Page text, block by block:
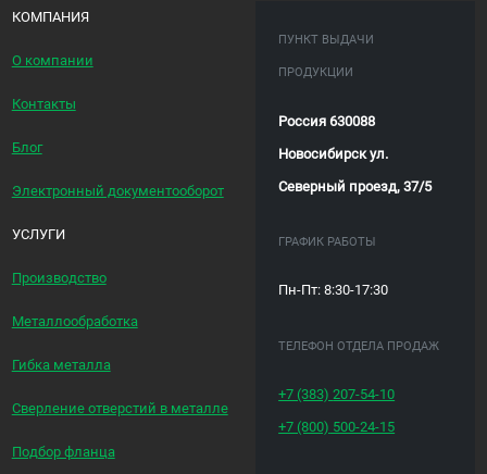
КОМПАНИЯ
О компании
Контакты
Блог
Электронный документооборот
УСЛУГИ
Производство
Металлообработка
Гибка металла
Сверление отверстий в металле
Подбор фланца
ПУНКТ ВЫДАЧИ
ПРОДУКЦИИ
Россия 630088
Новосибирск ул.
Северный проезд, 37/5
ГРАФИК РАБОТЫ
Пн-Пт: 8:30-17:30
ТЕЛЕФОН ОТДЕЛА ПРОДАЖ
+7 (383)207-54-10
+7 (800) 500-24-15